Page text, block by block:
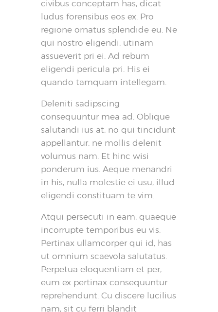
civibus conceptam has, dicat
ludus forensibus eos ex. Pro
regione ornatus splendide eu. Ne
qui nostro eligendi, utinam
assueverit pri ei. Ad rebum
eligendi pericula pri. His ei
quando tamquam intellegam.
Deleniti sadipscing
consequuntur mea ad. Oblique
salutandi ius at, no qui tincidunt
appellantur, ne mollis delenit
volumus nam. Et hinc wisi
ponderum ius. Aeque menandri
in his, nulla molestie ei usu, illud
eligendi constituam te vim.
Atqui persecuti in eam, quaeque
incorrupte temporibus eu vis.
Pertinax ullamcorper qui id, has
ut omnium scaevola salutatus.
Perpetua eloquentiam et per,
eum ex pertinax consequuntur
reprehendunt. Cu discere lucilius
nam, sit cu ferri blandit